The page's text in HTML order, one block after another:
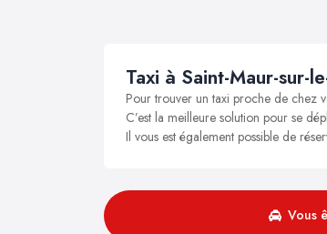
Taxi à Saint-Maur-sur-
Pour trouver un taxi proche de chez
C’est la meilleure solution pour se
Il vous est également possible de
Vous